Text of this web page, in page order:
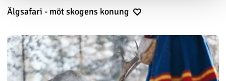
Älgsafari - möt skogens konung